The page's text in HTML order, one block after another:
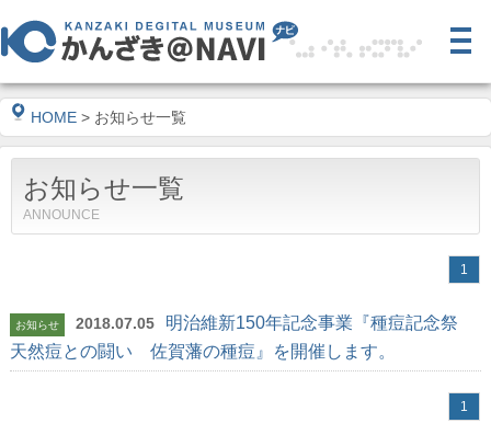
HOME > お知らせ一覧
お知らせ一覧
ANNOUNCE
1
お知らせ 2018.07.05
明治維新150年記念事業『種痘記念祭
天然痘との闘い 佐賀藩の種痘』を開催します。
1